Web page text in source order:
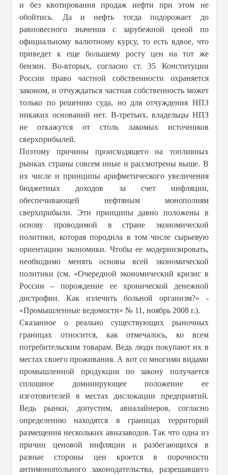
и без квотирования продаж нефти при этом не
обойтись. Да и нефть тогда подорожает до
равновесного значения с зарубежной ценой по
официальному валютному курсу, то есть вдвое, что
приведет к еще большему росту цен на тот же
бензин. Во-вторых, согласно ст. 35 Конституции
России право частной собственности охраняется
законом, и отчуждаться частная собственность может
только по решению суда, но для отчуждения НПЗ
никаких оснований нет. В-третьих, владельцы НПЗ
не откажутся от столь лакомых источников
сверхприбылей.
Поэтому причины происходящего на топливных
рынках страны совсем иные и рассмотрены выше. В
их числе и принципы арифметического увеличения
бюджетных доходов за счет инфляции,
обеспечивающей нефтяным монополиям
сверхприбыли. Эти принципы давно положены в
основу проводимой в стране экономической
политики, которая породила в том числе сырьевую
ориентацию экономики. Чтобы ее модернизировать,
необходимо менять основы всей экономической
политики (см. «Очередной экономический кризис в
России – порождение ее хронической денежной
дистрофии. Как излечить больной организм?» -
«Промышленные ведомости» № 11, ноябрь 2008 г.).
Сказанное о реально существующих рыночных
границах относится, как отмечалось, ко всем
потребительским товарам. Ведь люди покупают их в
местах своего проживания. А вот со многими видами
промышленной продукции по закону получается
сплошное доминирующее положение ее
изготовителей в местах дислокации предприятий.
Ведь рынки, допустим, авиалайнеров, согласно
определению находятся в границах территорий
размещения нескольких авиазаводов. Так что одна из
причин ценовой инфляции и разбегающихся в
разные стороны цен кроется в порочности
антимонопольного законодательства, разрешавшего